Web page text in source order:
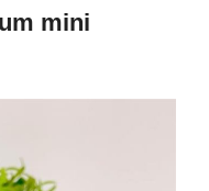
mini